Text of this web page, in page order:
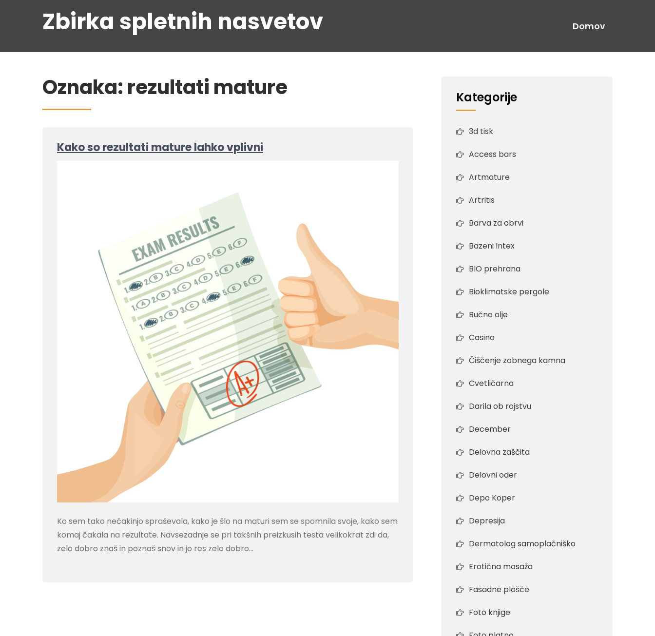
Zbirka spletnih nasvetov Domov
Oznaka: rezultati mature
Kako so rezultati mature lahko vplivni
Ko sem tako nečakinjo spraševala, kako je šlo na maturi sem se spomnila svoje, kako sem
komaj čakala na rezultate. Navsezadnje se pri takšnih preizkusih testa velikokrat zdi da,
zelo dobro znaš in poznaš snov in jo res zelo dobro…
Kategorije
3d tisk
Access bars
Artmature
Artritis
Barva za obrvi
Bazeni Intex
BIO prehrana
Bioklimatske pergole
Bučno olje
Casino
Čiščenje zobnega kamna
Cvetličarna
Darila ob rojstvu
December
Delovna zaščita
Delovni oder
Depo Koper
Depresija
Dermatolog samoplačniško
Erotična masaža
Fasadne plošče
Foto knjige